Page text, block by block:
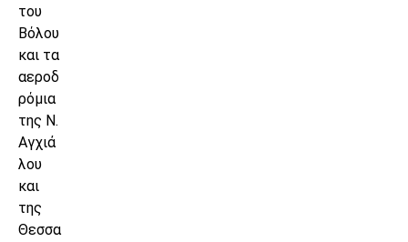
του
Βόλου
και τα
αεροδ
ρόμια
της Ν.
Αγχιά
λου
και
της
Θεσσα